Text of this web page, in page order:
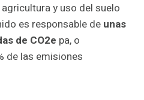
y uso del suelo
es responsable de unas
de CO2e pa, o
de las emisiones